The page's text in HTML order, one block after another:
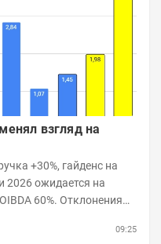
взгляд на
+30%, гайденс на
Отклонения
09:25